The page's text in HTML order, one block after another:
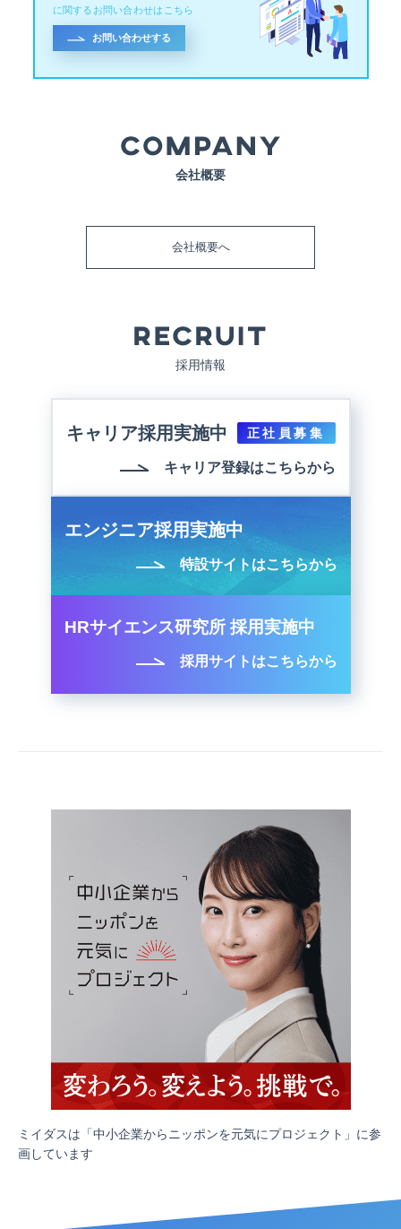
に関するお問い合わせはこちら
お問い合わせする
会社概要
会社概要へ
採用情報
キャリア採用実施中 正社員募集
キャリア登録はこちらから
エンジニア採用実施中
特設サイトはこちらから
HRサイエンス研究所 採用実施中
採用サイトはこちらから
ミイダスは「中小企業からニッポンを元気にプロジェクト」に参
画しています